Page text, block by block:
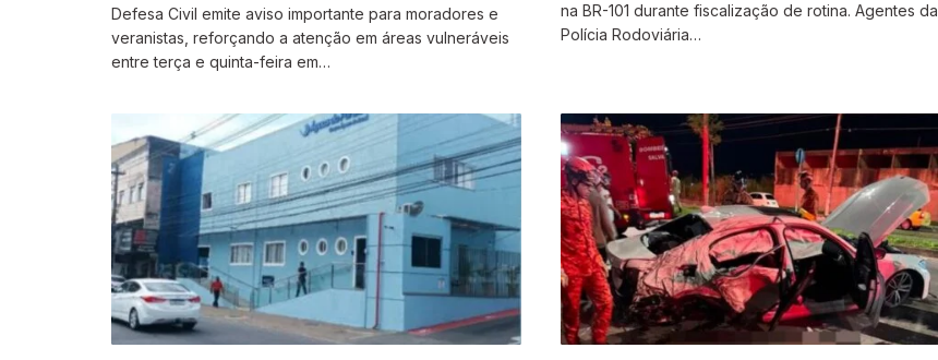
Defesa Civil emite aviso importante para moradores e
veranistas, reforçando a atenção em áreas vulneráveis
entre terça e quinta-feira em…
na BR-101 durante fiscalização de rotina. Agentes da
Polícia Rodoviária…